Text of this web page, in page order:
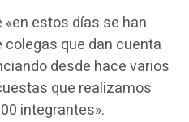
estos días se han
que dan cuenta
desde hace varios
que realizamos
integrantes».